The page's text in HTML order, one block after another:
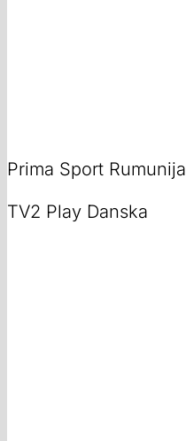
Prima Sport Rumunija
TV2 Play Danska